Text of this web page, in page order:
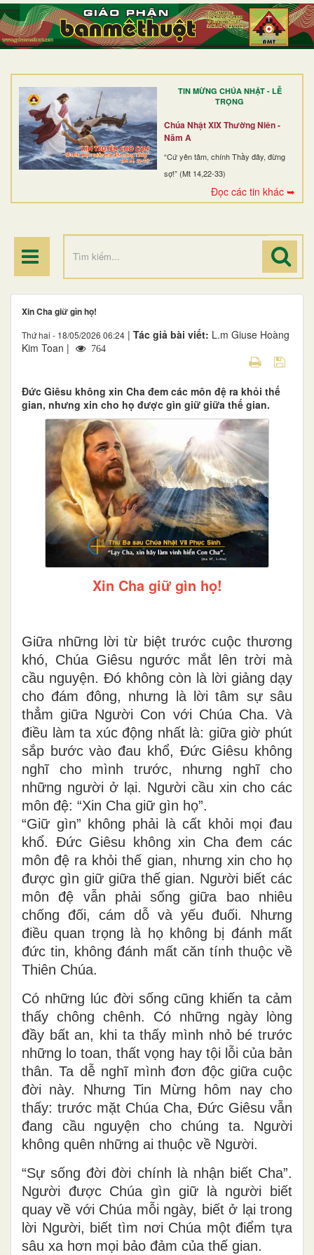
TIN MỪNG CHÚA NHẬT - LỄ
TRỌNG
Chúa Nhật XIX Thường Niên -
Năm A
“Cứ yên tâm, chính Thầy đây, đừng
sợ!” (Mt 14,22-33)
Đọc các tin khác ➥
TRANG NHẤT
GIỚI THIỆU
DÒNG TU
BAN MỤC VỤ
ĐOÀN THỂ CG
ĐIỂM HÀNH HƯƠNG
Xin Cha giữ gìn họ!
Thứ hai - 18/05/2026 06:24 | Tác giả bài viết: L.m Giuse Hoàng
Kim Toan |
764
Đức Giêsu không xin Cha đem các môn đệ ra khỏi thế
gian, nhưng xin cho họ được gìn giữ giữa thế gian.
Xin Cha giữ gìn họ!
Giữa những lời từ biệt trước cuộc thương
khó, Chúa Giêsu ngước mắt lên trời mà
cầu nguyện. Đó không còn là lời giảng dạy
cho đám đông, nhưng là lời tâm sự sâu
thẳm giữa Người Con với Chúa Cha. Và
điều làm ta xúc động nhất là: giữa giờ phút
sắp bước vào đau khổ, Đức Giêsu không
nghĩ cho mình trước, nhưng nghĩ cho
những người ở lại. Người cầu xin cho các
môn đệ: “Xin Cha giữ gìn họ”.
“Giữ gìn” không phải là cất khỏi mọi đau
khổ. Đức Giêsu không xin Cha đem các
môn đệ ra khỏi thế gian, nhưng xin cho họ
được gìn giữ giữa thế gian. Người biết các
môn đệ vẫn phải sống giữa bao nhiêu
chống đối, cám dỗ và yếu đuối. Nhưng
điều quan trọng là họ không bị đánh mất
đức tin, không đánh mất căn tính thuộc về
Thiên Chúa.
Có những lúc đời sống cũng khiến ta cảm
thấy chông chênh. Có những ngày lòng
đầy bất an, khi ta thấy mình nhỏ bé trước
những lo toan, thất vọng hay tội lỗi của bản
thân. Ta dễ nghĩ mình đơn độc giữa cuộc
đời này. Nhưng Tin Mừng hôm nay cho
thấy: trước mặt Chúa Cha, Đức Giêsu vẫn
đang cầu nguyện cho chúng ta. Người
không quên những ai thuộc về Người.
“Sự sống đời đời chính là nhận biết Cha”.
Người được Chúa gìn giữ là người biết
quay về với Chúa mỗi ngày, biết ở lại trong
lời Người, biết tìm nơi Chúa một điểm tựa
sâu xa hơn mọi bảo đảm của thế gian.